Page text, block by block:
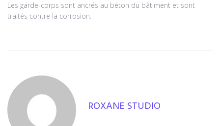
Les garde-corps sont ancrés au béton du bâtiment et sont
traités contre la corrosion.
ROXANE STUDIO